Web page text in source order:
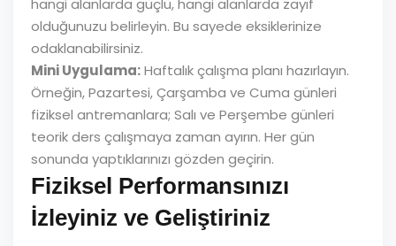
hangi alanlarda güçlü, hangi alanlarda zayıf
olduğunuzu belirleyin. Bu sayede eksiklerinize
odaklanabilirsiniz.
Mini Uygulama:Haftalık çalışma planı hazırlayın.
Örneğin, Pazartesi, Çarşamba ve Cuma günleri
fiziksel antremanlara; Salı ve Perşembe günleri
teorik ders çalışmaya zaman ayırın. Her gün
sonunda yaptıklarınızı gözden geçirin.
Fiziksel Performansınızı
İzleyiniz ve Geliştiriniz